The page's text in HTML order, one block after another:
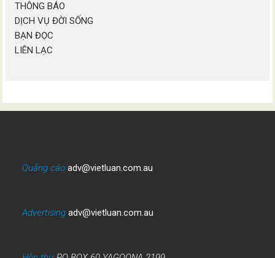
THÔNG BÁO
DỊCH VỤ ĐỜI SỐNG
BẠN ĐỌC
LIÊN LẠC
Quảng cáo adv@vietluan.com.au
Advertising adv@vietluan.com.au